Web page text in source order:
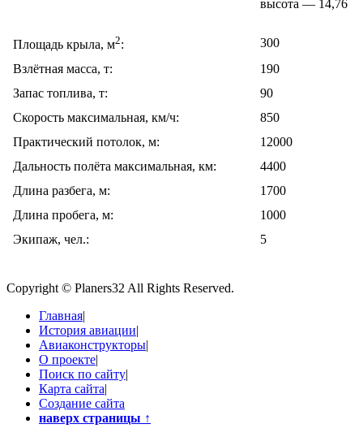
высота — 14,76
Площадь крыла, м2:
300
Взлётная масса, т:
190
Запас топлива, т:
90
Скорость максимальная, км/ч:
850
Практический потолок, м:
12000
Дальность полёта максимальная, км:
4400
Длина разбега, м:
1700
Длина пробега, м:
1000
Экипаж, чел.:
5
Copyright © Planers32 All Rights Reserved.
Главная|
История авиации|
Авиаконструкторы|
О проекте|
Поиск по сайту|
Карта сайта|
Создание сайта
наверх страницы ↑